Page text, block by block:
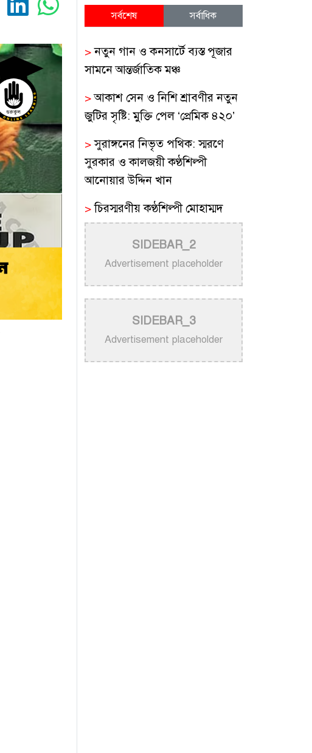
সর্বশেষ সর্বাধিক
>নতুন গান ও কনসার্টে ব্যস্ত পূজার
সামনে আন্তর্জাতিক মঞ্চ
>আকাশ সেন ও নিশি শ্রাবণীর নতুন
জুটির সৃষ্টি: মুক্তি পেল ‘প্রেমিক ৪২০’
>সুরাঙ্গনের নিভৃত পথিক: স্মরণে
সুরকার ও কালজয়ী কণ্ঠশিল্পী
আনোয়ার উদ্দিন খান
>চিরস্মরণীয় কণ্ঠশিল্পী মোহাম্মদ
রফির জীবন ও সুরের যাত্রা
>
ট্রাম্প প্রশাসনের সামরিক ভিডিওতে
নিজের গান ব্যবহার নিয়ে ক্ষুব্ধ কেটি
পেরি
>
নতুন করে ভাইরাল ‘আজ কেন মন
উদাসী হয়ে’ গানের পেছনের গল্প
>নয় মাসের ছেলেকে মঞ্চে এনে
SIDEBAR_2
Advertisement placeholder
SIDEBAR_3
Advertisement placeholder